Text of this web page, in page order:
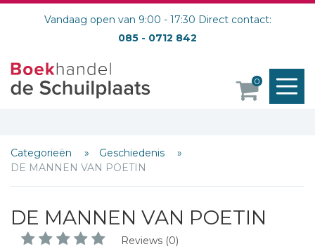
Vandaag open van 9:00 - 17:30 Direct contact:
085 - 0712 842
0
Categorieën
Geschiedenis
DE MANNEN VAN POETIN
DE MANNEN VAN POETIN
Reviews (0)